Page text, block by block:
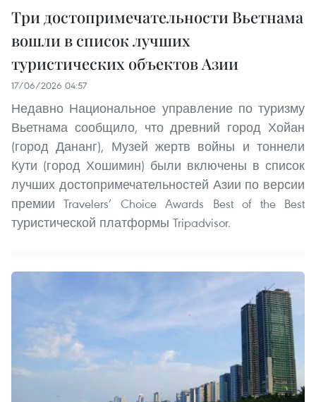
Три достопримечательности Вьетнама
вошли в список лучших
туристических объектов Азии
17/06/2026 04:57
Недавно Национальное управление по туризму
Вьетнама сообщило, что древний город Хойан
(город Дананг), Музей жертв войны и тоннели
Кути (город Хошимин) были включены в список
лучших достопримечательностей Азии по версии
премии Travelers’ Choice Awards Best of the Best
туристической платформы Tripadvisor.